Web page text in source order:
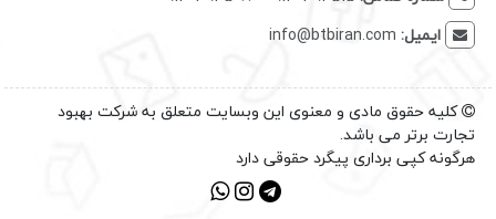
ایمیل: info@btbiran.com
کلیه حقوق مادی و معنوی این وبسایت متعلق به شرکت بهبود
تجارت برتر می باشد.
هرگونه کپی برداری پیگرد حقوقی دارد